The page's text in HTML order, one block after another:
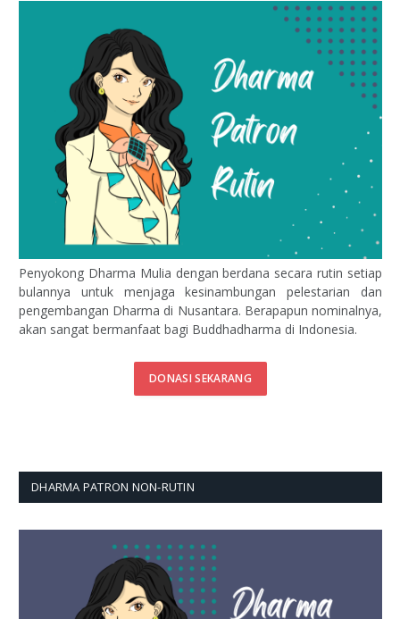
Penyokong Dharma Mulia dengan berdana secara rutin setiap
bulannya untuk menjaga kesinambungan pelestarian dan
pengembangan Dharma di Nusantara. Berapapun nominalnya,
akan sangat bermanfaat bagi Buddhadharma di Indonesia.
DONASI SEKARANG
DHARMA PATRON NON-RUTIN